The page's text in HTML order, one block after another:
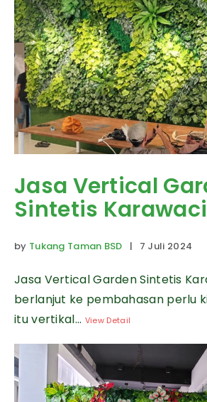
Jasa Vertical
Sintetis Karawaci
by Tukang Taman BSD | 7 Juli 2024
Jasa Vertical Garden Sintetis
berlanjut ke pembahasan perlu
itu vertikal... View Detail